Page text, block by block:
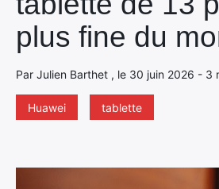
plus fine du
Par Julien Barthet , le 30 juin 2026 - 3
Huawei tablette